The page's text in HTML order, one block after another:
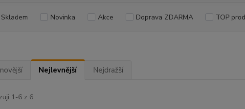
Skladem Novinka Akce Doprava ZDARMA TOP
Nejlevnější Nejdražší
1-6 z 6